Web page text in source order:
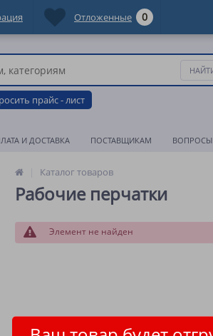
прайс - лист
И ДОСТАВКА ПОСТАВЩИКАМ ВОПРОСЫ
Каталог товаров
Рабочие перчатки
Элемент не найден
Отложенные 0